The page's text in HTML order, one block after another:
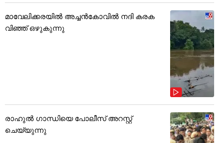
മാവേലിക്കരയിൽ അച്ചൻകോവിൽ നദി കരക
വിഞ്ഞ് ഒഴുകുന്നു
രാഹുൽ ഗാന്ധിയെ പോലീസ് അറസ്റ്റ്
ചെയ്യുന്നു